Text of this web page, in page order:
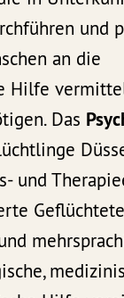
und
an die
Hilfe
Das
und